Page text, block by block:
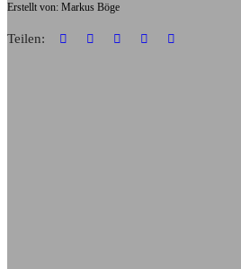
Erstellt von: Markus Böge
Teilen: